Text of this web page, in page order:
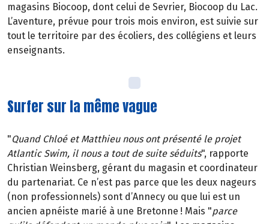
magasins Biocoop, dont celui de Sevrier, Biocoop du Lac.
L’aventure, prévue pour trois mois environ, est suivie sur
tout le territoire par des écoliers, des collégiens et leurs
enseignants.
Surfer sur la même vague
"Quand Chloé et Matthieu nous ont présenté le projet
Atlantic Swim, il nous a tout de suite séduits", rapporte
Christian Weinsberg, gérant du magasin et coordinateur
du partenariat. Ce n’est pas parce que les deux nageurs
(non professionnels) sont d’Annecy ou que lui est un
ancien apnéiste marié à une Bretonne ! Mais "parce